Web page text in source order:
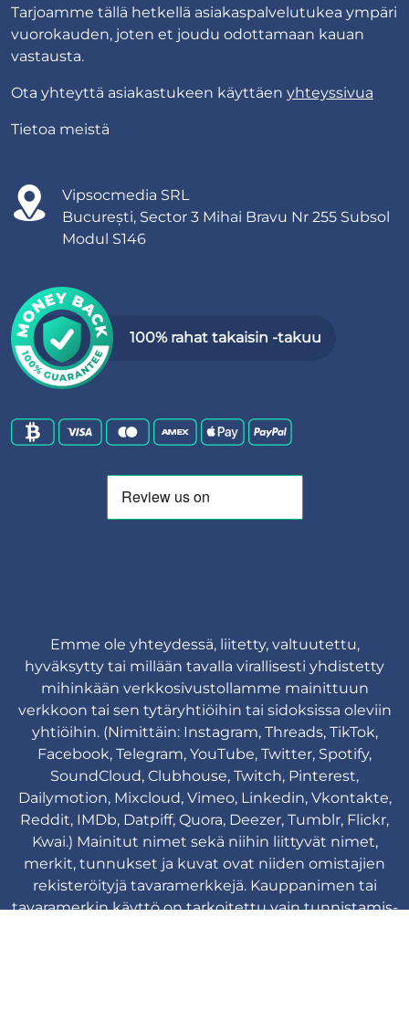
Tarjoamme tällä hetkellä asiakaspalvelutukea ympäri
vuorokauden, joten et joudu odottamaan kauan
vastausta.
Ota yhteyttä asiakastukeen käyttäen yhteyssivua
Tietoa meistä
Vipsocmedia SRL
București, Sector 3 Mihai Bravu Nr 255 Subsol
Modul S146
100% rahat takaisin -takuu
Emme ole yhteydessä, liitetty, valtuutettu,
hyväksytty tai millään tavalla virallisesti yhdistetty
mihinkään verkkosivustollamme mainittuun
verkkoon tai sen tytäryhtiöihin tai sidoksissa oleviin
yhtiöihin. (Nimittäin: Instagram, Threads, TikTok,
Facebook, Telegram, YouTube, Twitter, Spotify,
SoundCloud, Clubhouse, Twitch, Pinterest,
Dailymotion, Mixcloud, Vimeo, Linkedin, Vkontakte,
Reddit, IMDb, Datpiff, Quora, Deezer, Tumblr, Flickr,
Kwai.) Mainitut nimet sekä niihin liittyvät nimet,
merkit, tunnukset ja kuvat ovat niiden omistajien
rekisteröityjä tavaramerkkejä. Kauppanimen tai
tavaramerkin käyttö on tarkoitettu vain tunnistamis-